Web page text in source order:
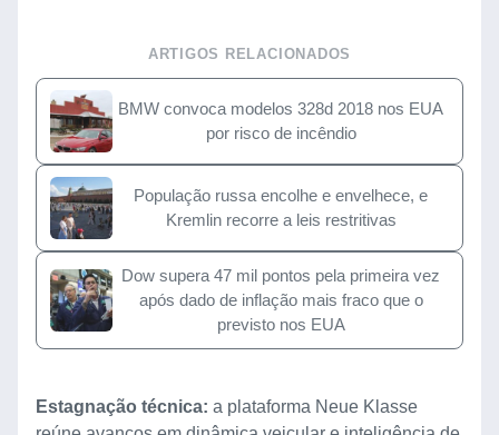
ARTIGOS RELACIONADOS
BMW convoca modelos 328d 2018 nos EUA
por risco de incêndio
População russa encolhe e envelhece, e
Kremlin recorre a leis restritivas
Dow supera 47 mil pontos pela primeira vez
após dado de inflação mais fraco que o
previsto nos EUA
Estagnação técnica: a plataforma Neue Klasse